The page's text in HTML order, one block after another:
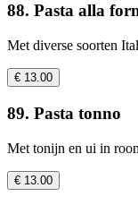
88. Pasta alla
Met diverse soorten
€ 13.00
89. Pasta tonno
Met tonijn en ui in
€ 13.00